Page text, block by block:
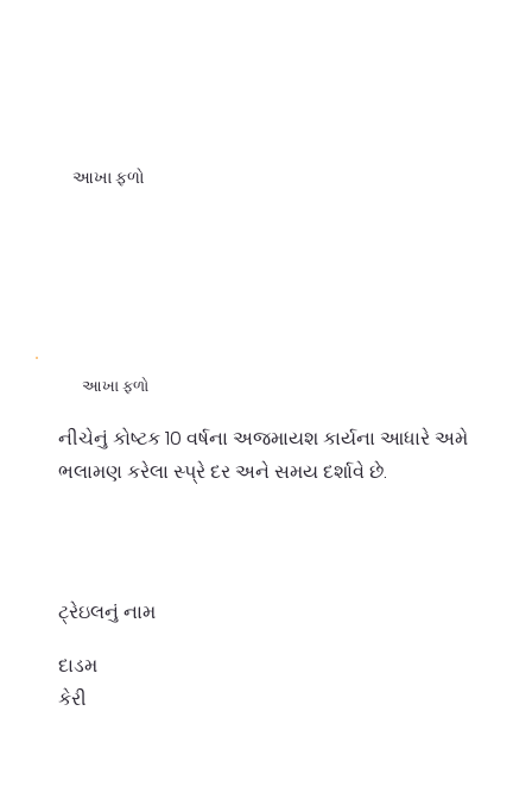
આખા ફળો
આખા ફળો
નીચેનું કોષ્ટક 10 વર્ષના અજમાયશ કાર્યના આધારે અમે
ભલામણ કરેલા સ્પ્રે દર અને સમય દર્શાવે છે.
ટ્રેઇલનું નામ
દાડમ
કેરી